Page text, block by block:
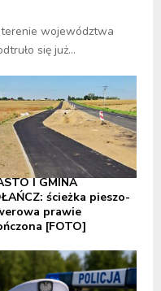
województwa
się już...
I GMINA
ścieżka pieszo-
prawie
[FOTO]